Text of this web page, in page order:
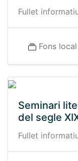
Fullet
Fons local
Seminari
del segle
Fullet